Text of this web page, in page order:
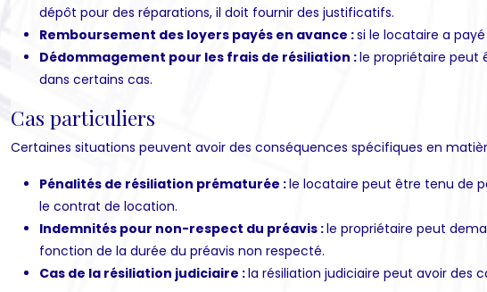
dépôt pour des réparations, il doit fournir des justificatifs.
Remboursement des loyers payés en avance :si le locataire a
Dédommagement pour les frais de résiliation :le propriétaire peut
dans certains cas.
Cas particuliers
Certaines situations peuvent avoir des conséquences spécifiques en
Pénalités de résiliation prématurée :le locataire peut être tenu de
le contrat de location.
Indemnités pour non-respect du préavis :le propriétaire peut
fonction de la durée du préavis non respecté.
Cas de la résiliation judiciaire :la résiliation judiciaire peut avoir des